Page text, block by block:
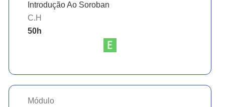
Introdução Ao Soroban
C.H
50h
Módulo